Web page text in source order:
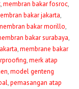
,membran bakar fosroc,
bakar jakarta,
bakar morillo,
bakar surabaya,
,membrane bakar
,merk atap
,model genteng
,pemasangan atap